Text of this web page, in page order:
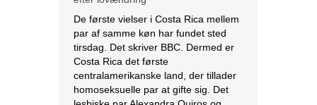
De første vielser i Costa Rica mellem
par af samme køn har fundet sted
tirsdag. Det skriver BBC. Dermed er
Costa Rica det første
centralamerikanske land, der tillader
homoseksuelle par at gifte sig. Det